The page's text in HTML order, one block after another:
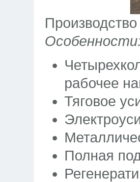
рабочее
Тяговое
Полная